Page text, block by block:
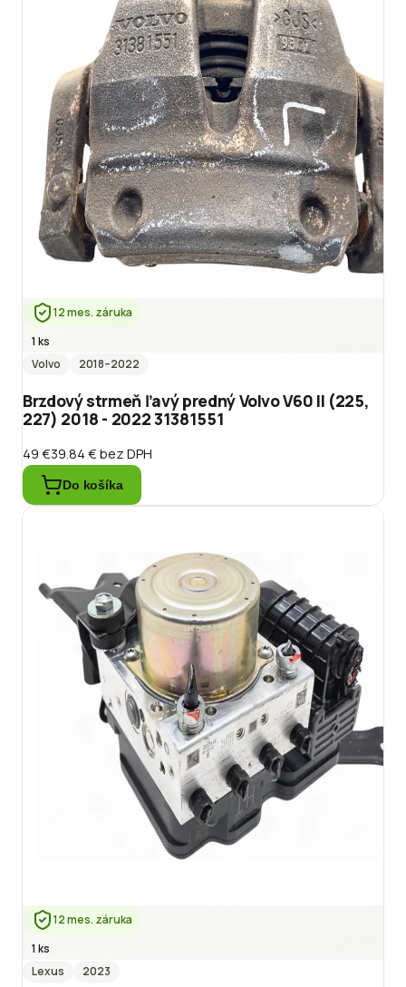
12 mes. záruka
1 ks
Volvo
2018–2022
Brzdový strmeň ľavý predný Volvo V60 II (225,
227) 2018 - 2022 31381551
49 €39.84 €bez DPH
Do košíka
12 mes. záruka
1 ks
Lexus
2023